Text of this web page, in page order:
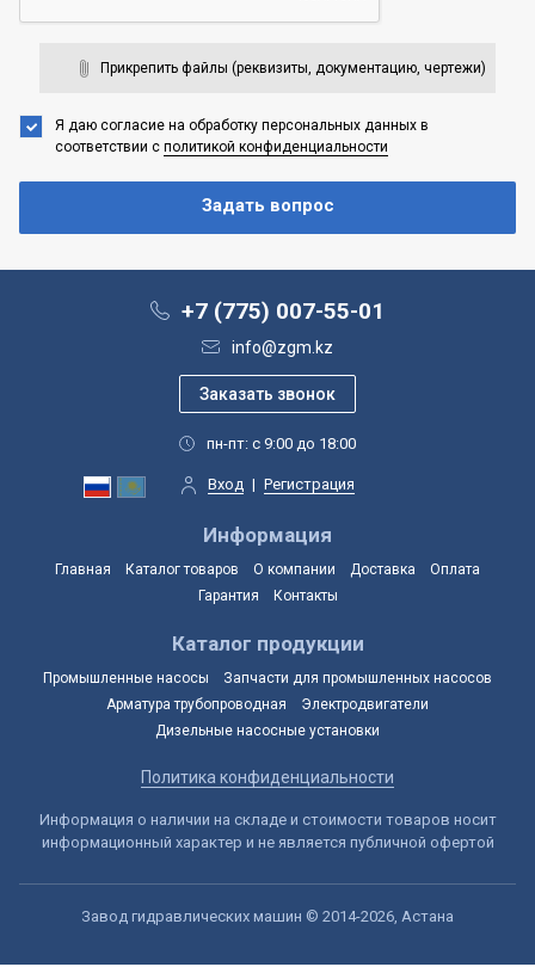
Прикрепить файлы (реквизиты, документацию, чертежи)
Я даю согласие на обработку персональных данных в
соответствии с политикой конфиденциальности
+7 (775) 007-55-01
info@zgm.kz
пн-пт: с 9:00 до 18:00
Вход | Регистрация
Информация
Главная Каталог товаров О компании Доставка
Оплата
Гарантия
Контакты
Каталог продукции
Промышленные насосы
Запчасти для промышленных насосов
Арматура трубопроводная
Электродвигатели
Дизельные насосные установки
Политика конфиденциальности
Информация о наличии на складе и стоимости товаров носит
информационный характер и не является публичной офертой
Завод гидравлических машин © 2014-2026, Астана